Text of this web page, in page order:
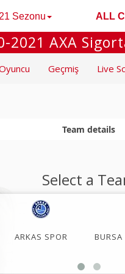
Sezonu ALL
2021 AXA
Geçmiş Live
Team details
Select a
ARKAS SPOR BURSA